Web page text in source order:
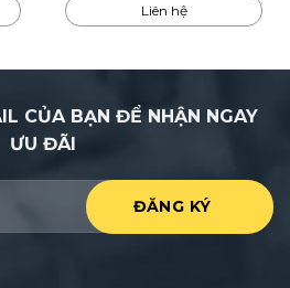
Liên hệ
CỦA BẠN ĐỂ NHẬN NGAY
ƯU ĐÃI